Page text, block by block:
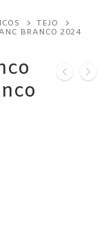
TEJO
BRANCO 2024